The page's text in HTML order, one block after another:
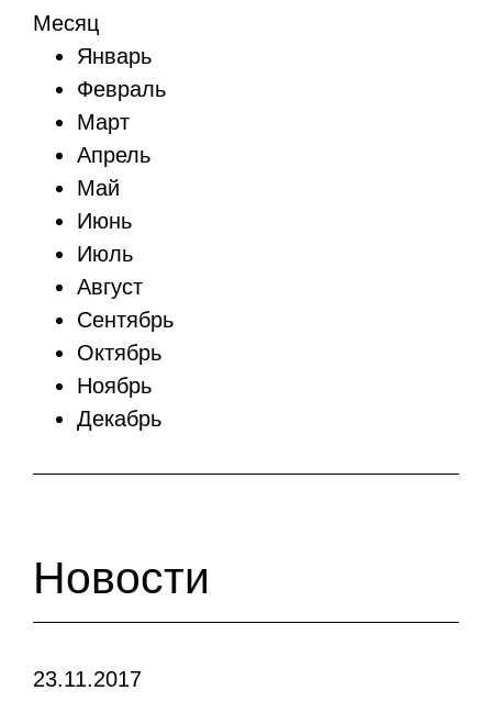
Месяц
Январь
Февраль
Март
Апрель
Май
Июнь
Июль
Август
Сентябрь
Октябрь
Ноябрь
Декабрь
Новости
23.11.2017